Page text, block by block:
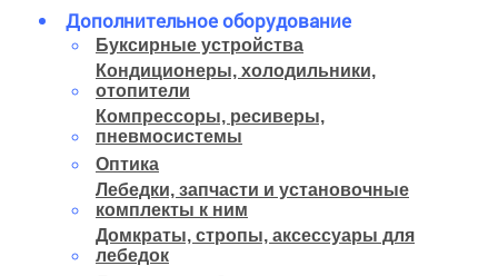
Дополнительное оборудование
Буксирные устройства
Кондиционеры, холодильники,
отопители
Компрессоры, ресиверы,
пневмосистемы
Оптика
Лебедки, запчасти и установочные
комплекты к ним
Домкраты, стропы, аксессуары для
лебедок